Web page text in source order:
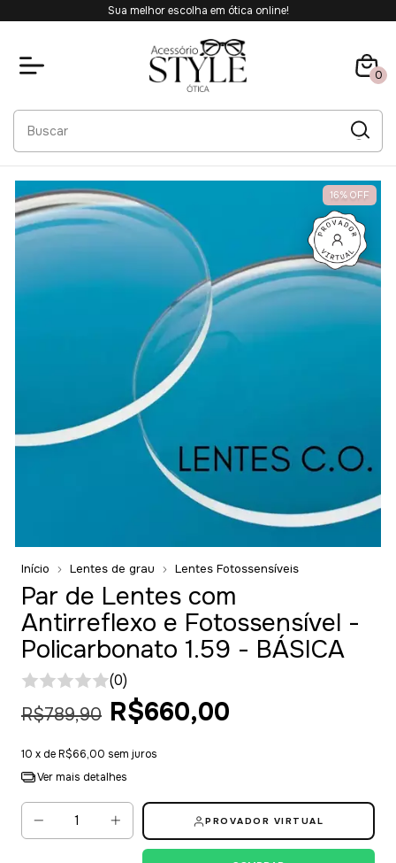
Sua melhor escolha em ótica online!
0
16% OFF
Início Lentes de grau Lentes Fotossensíveis
Par de Lentes com
Antirreflexo e Fotossensível -
Policarbonato 1.59 - BÁSICA
(0)
R$789,90 R$660,00
10 x deR$66,00 sem juros
Ver mais detalhes
PROVADOR VIRTUAL